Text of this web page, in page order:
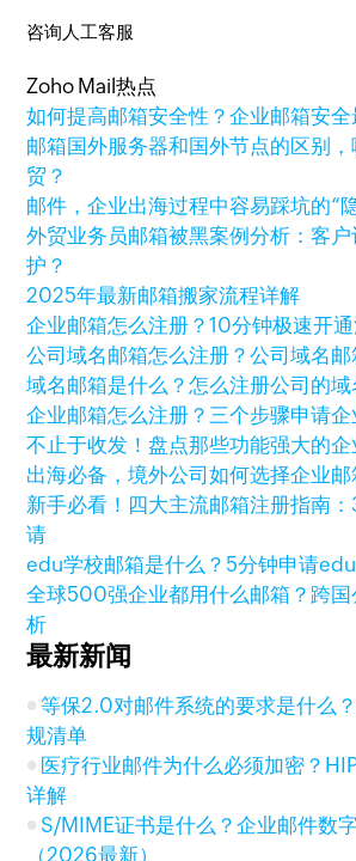
咨询人工客服
Zoho Mail热点
如何提高邮箱安全性？企业邮箱安
邮箱国外服务器和国外节点的区别
贸？
邮件，企业出海过程中容易踩坑的“
外贸业务员邮箱被黑案例分析：客
护？
2025年最新邮箱搬家流程详解
企业邮箱怎么注册？10分钟极速开
公司域名邮箱怎么注册？公司域名
域名邮箱是什么？怎么注册公司的域
企业邮箱怎么注册？三个步骤申请
不止于收发！盘点那些功能强大的企
出海必备，境外公司如何选择企业邮
新手必看！四大主流邮箱注册指南
请
edu学校邮箱是什么？5分钟申请
全球500强企业都用什么邮箱？跨国
析
最新新闻
等保2.0对邮件系统的要求是什么
规清单
医疗行业邮件为什么必须加密？
详解
S/MIME证书是什么？企业邮件数
（2026最新）